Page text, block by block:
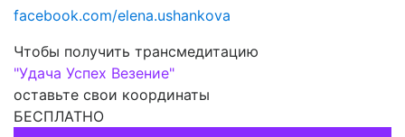
facebook.com/elena.ushankova
Чтобы получить трансмедитацию
"Удача Успех Везение"
оставьте свои координаты
БЕСПЛАТНО